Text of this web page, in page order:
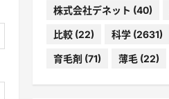
株式会社デネット (40)
比較(22) 科学(2631)
育毛剤 (71) 薄毛(22)